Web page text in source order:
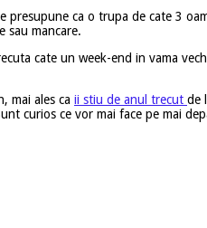
presupune ca o trupa de cate 3
sau mancare.
cate un week-end in vama
mai ales ca ii stiu de anul trecut de
curios ce vor mai face pe mai